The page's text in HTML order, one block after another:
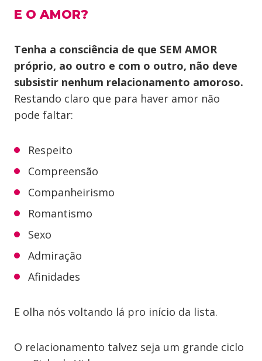
E O AMOR?
Tenha a consciência de que SEM AMOR
próprio, ao outro e com o outro, não deve
subsistir nenhum relacionamento amoroso.
Restando claro que para haver amor não
pode faltar:
Respeito
Compreensão
Companheirismo
Romantismo
Sexo
Admiração
Afinidades
E olha nós voltando lá pro início da lista.
O relacionamento talvez seja um grande ciclo